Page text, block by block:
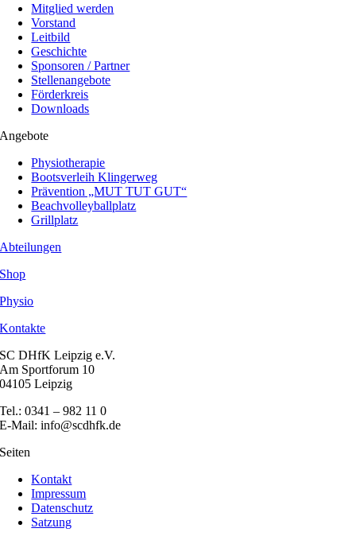
Mitglied werden
Vorstand
Leitbild
Geschichte
Sponsoren / Partner
Stellenangebote
Förderkreis
Downloads
Angebote
Physiotherapie
Bootsverleih Klingerweg
Prävention „MUT TUT GUT“
Beachvolleyballplatz
Grillplatz
Abteilungen
Shop
Physio
Kontakte
SC DHfK Leipzig e.V.
Am Sportforum 10
04105 Leipzig
Tel.: 0341 – 982 11 0
E-Mail: info@scdhfk.de
Seiten
Kontakt
Impressum
Datenschutz
Satzung